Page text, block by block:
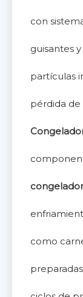
con
guisantes
partículas
pérdida de
como